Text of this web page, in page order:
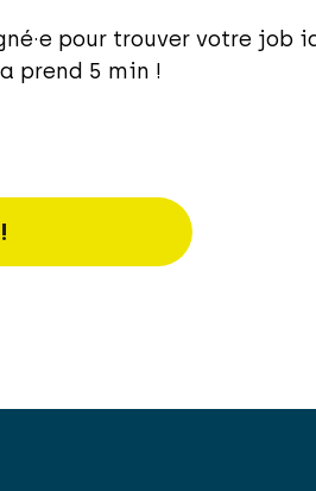
pour trouver votre job
prend 5 min !